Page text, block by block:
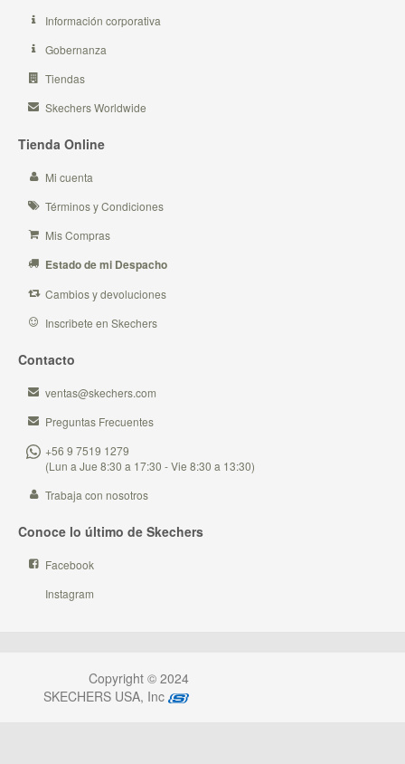
Información corporativa
Gobernanza
Tiendas
Skechers Worldwide
Tienda Online
Mi cuenta
Términos y Condiciones
Mis Compras
Estado de mi Despacho
Cambios y devoluciones
Inscribete en Skechers
Contacto
ventas@skechers.com
Preguntas Frecuentes
+56 9 7519 1279
(Lun a Jue 8:30 a 17:30 - Vie 8:30 a 13:30)
Trabaja con nosotros
Conoce lo último de Skechers
Facebook
Instagram
Copyright © 2024
SKECHERS USA, Inc